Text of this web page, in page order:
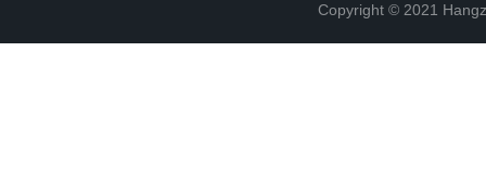
Copyright © 2021